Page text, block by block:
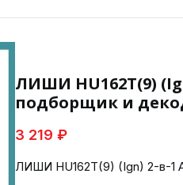
ЛИШИ HU162T(9)
подборщик и
3 219 ₽
ЛИШИ HU162T(9) (Ign) 2-в-1